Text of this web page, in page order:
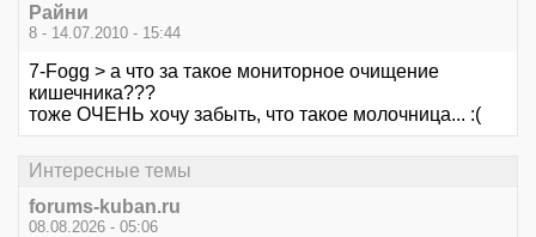
Райни
8 - 14.07.2010 - 15:44
7-Fogg > а что за такое мониторное очищение
кишечника???
тоже ОЧЕНЬ хочу забыть, что такое молочница... :(
Интересные темы
forums-kuban.ru
08.08.2026 - 05:06